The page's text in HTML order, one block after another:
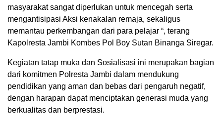
masyarakat sangat diperlukan untuk mencegah serta
mengantisipasi Aksi kenakalan remaja, sekaligus
memantau perkembangan dari para pelajar “, terang
Kapolresta Jambi Kombes Pol Boy Sutan Binanga Siregar.
Kegiatan tatap muka dan Sosialisasi ini merupakan bagian
dari komitmen Polresta Jambi dalam mendukung
pendidikan yang aman dan bebas dari pengaruh negatif,
dengan harapan dapat menciptakan generasi muda yang
berkualitas dan berprestasi.